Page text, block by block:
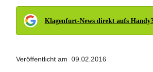
Klagenfurt-News direkt aufs
Veröffentlicht am 09.02.2016